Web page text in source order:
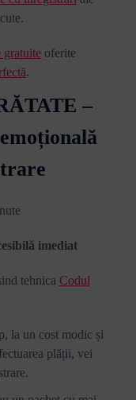
gratuiteoferite
.
–
imediat
tehnica Codul
la un cost modic și
plății, vei